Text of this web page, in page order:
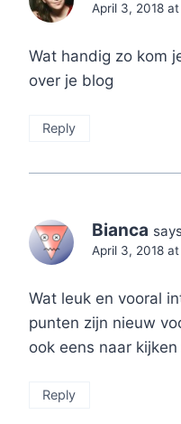
April 3, 2018
Wat handig zo kom
over je blog
Reply
Bianca
April 3, 2018
Wat leuk en vooral
punten zijn nieuw
ook eens naar kijken
Reply